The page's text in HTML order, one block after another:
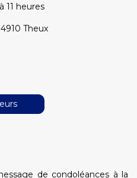
11 heures
Theux
de condoléances à la